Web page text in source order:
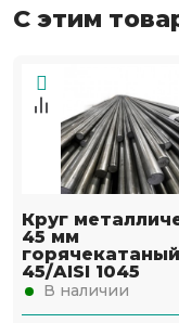
С этим
Круг
45 мм
горячекатаный
45/AISI 1045
В наличии